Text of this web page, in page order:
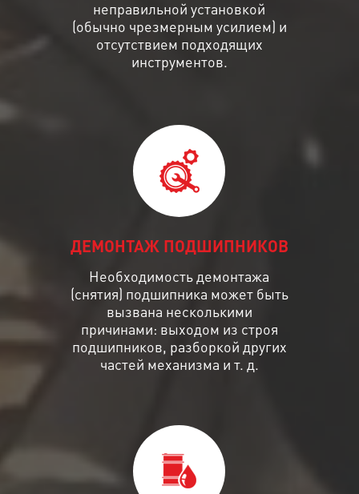
неправильной установкой
(обычно чрезмерным усилием) и
отсутствием подходящих
инструментов.
ДЕМОНТАЖ ПОДШИПНИКОВ
Необходимость демонтажа
(снятия) подшипника может быть
вызвана несколькими
причинами: выходом из строя
подшипников, разборкой других
частей механизма и т. д.